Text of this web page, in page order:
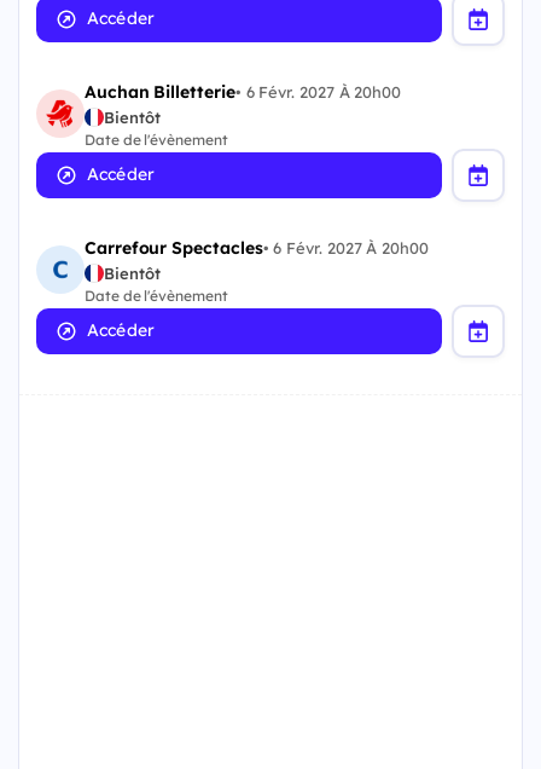
Accéder
Auchan Billetterie• 6 Févr. 2027 À 20h00
Bientôt
Date de l'évènement
Accéder
Carrefour Spectacles•6 Févr. 2027 À 20h00
Bientôt
Date de l'évènement
Accéder